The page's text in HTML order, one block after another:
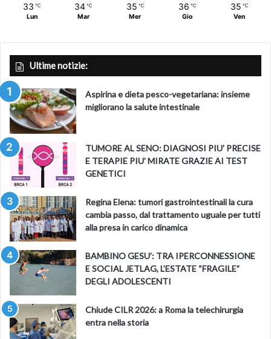
33 ℃
Lun
34 ℃
Mar
35 ℃
Mer
36 ℃
Gio
35 ℃
Ven
Ultime notizie:
Aspirina e dieta pesco-vegetariana: insieme
migliorano la salute intestinale
TUMORE AL SENO: DIAGNOSI PIU’ PRECISE
E TERAPIE PIU’ MIRATE GRAZIE AI TEST
GENETICI
Regina Elena: tumori gastrointestinali la cura
cambia passo, dal trattamento uguale per tutti
alla presa in carico dinamica
BAMBINO GESU’: TRA IPERCONNESSIONE
E SOCIAL JETLAG, L’ESTATE “FRAGILE”
DEGLI ADOLESCENTI
Chiude CILR 2026: a Roma la telechirurgia
entra nella storia